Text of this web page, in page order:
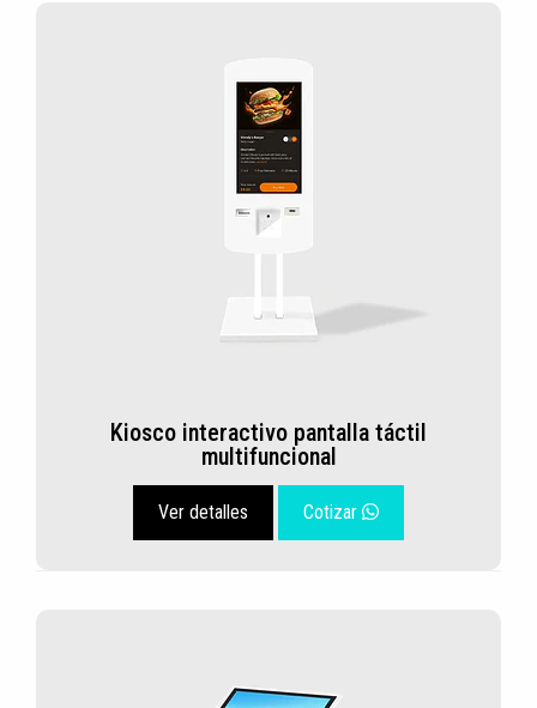
Kiosco interactivo pantalla táctil
multifuncional
Ver detalles Cotizar